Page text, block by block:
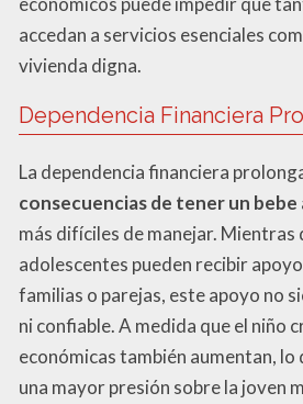
accedan a servicios esenciales
vivienda digna.
Dependencia Financiera
La dependencia financiera
consecuencias de tener un bebe
más difíciles de manejar. Mientras
adolescentes pueden recibir
familias o parejas, este apoyo no
ni confiable. A medida que el niño
económicas también aumentan, lo
una mayor presión sobre la joven